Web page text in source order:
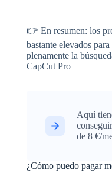
👉 En resumen: los
bastante elevados
plenamente la
CapCut Pro
Aquí
de 8 €/
¿Cómo puedo pagar